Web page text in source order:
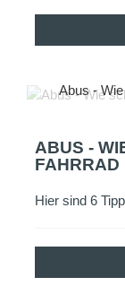
Abus -
ABUS -
AHRRAD
Hier sind 6